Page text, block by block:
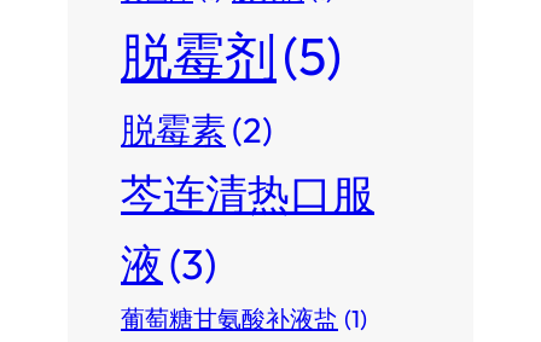
脱霉剂(5)
脱霉素(2)
芩连清热口服
液(3)
葡萄糖甘氨酸补液盐 (1)